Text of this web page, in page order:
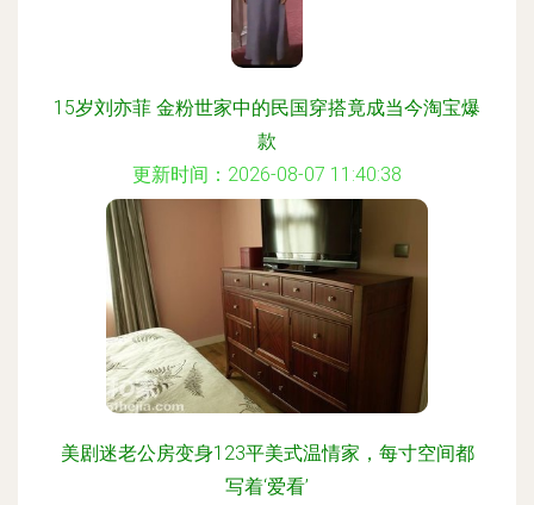
15岁刘亦菲 金粉世家中的民国穿搭竟成当今淘宝爆
款
更新时间：2026-08-07 11:40:38
美剧迷老公房变身123平美式温情家，每寸空间都
写着‘爱看’